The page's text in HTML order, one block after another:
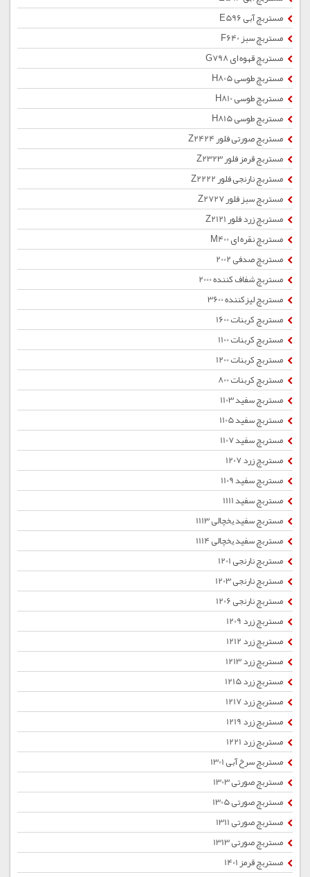
مستربچ آبی E596
مستربچ سبز F640
مستربچ قهوه ای G798
مستربچ طوسی H805
مستربچ طوسی H810
مستربچ طوسی H815
مستربچ صورتی فلور Z2424
مستربچ قرمز فلور Z2323
مستربچ نارنجی فلور Z2222
مستربچ سبز فلور Z2727
مستربچ زرد فلور Z2121
مستربچ نقره ای M400
مستربچ صدفی 2002
مستربچ شفاف کننده 2000
مستربچ لیزکننده 3600
مستربچ کربنات 1600
مستربچ کربنات 1100
مستربچ کربنات 1200
مستربچ کربنات 800
مستربچ سفید 1103
مستربچ سفید 1105
مستربچ سفید 1107
مستربچ زرد 1207
مستربچ سفید 1109
مستربچ سفید 1111
مستربچ سفید یخچالی 1113
مستربچ سفید یخچالی 1114
مستربچ نارنجی 1201
مستربچ نارنجی 1203
مستربچ نارنجی 1206
مستربچ زرد 1209
مستربچ زرد 1212
مستربچ زرد 1213
مستربچ زرد 1215
مستربچ زرد 1217
مستربچ زرد 1219
مستربچ زرد 1221
مستربچ سرخ آبی 1301
مستربچ صورتی 1303
مستربچ صورتی 1305
مستربچ صورتی 1311
مستربچ صورتی 1313
مستربچ قرمز 1401